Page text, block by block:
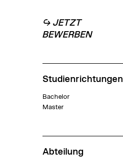
↪ JETZT
BEWERBEN
Studienrichtungen
Bachelor
Master
Abteilung